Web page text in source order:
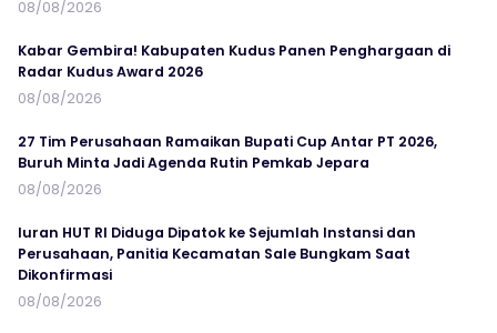
08/08/2026
Kabar Gembira! Kabupaten Kudus Panen Penghargaan di
Radar Kudus Award 2026
08/08/2026
27 Tim Perusahaan Ramaikan Bupati Cup Antar PT 2026,
Buruh Minta Jadi Agenda Rutin Pemkab Jepara
08/08/2026
Iuran HUT RI Diduga Dipatok ke Sejumlah Instansi dan
Perusahaan, Panitia Kecamatan Sale Bungkam Saat
Dikonfirmasi
08/08/2026